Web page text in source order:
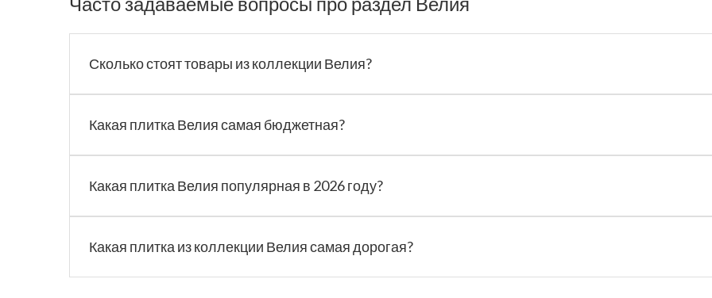
Сколько стоят товары из коллекции Велия?
Какая плитка Велия самая бюджетная?
Какая плитка Велия популярная в 2026 году?
Какая плитка из коллекции Велия самая дорогая?